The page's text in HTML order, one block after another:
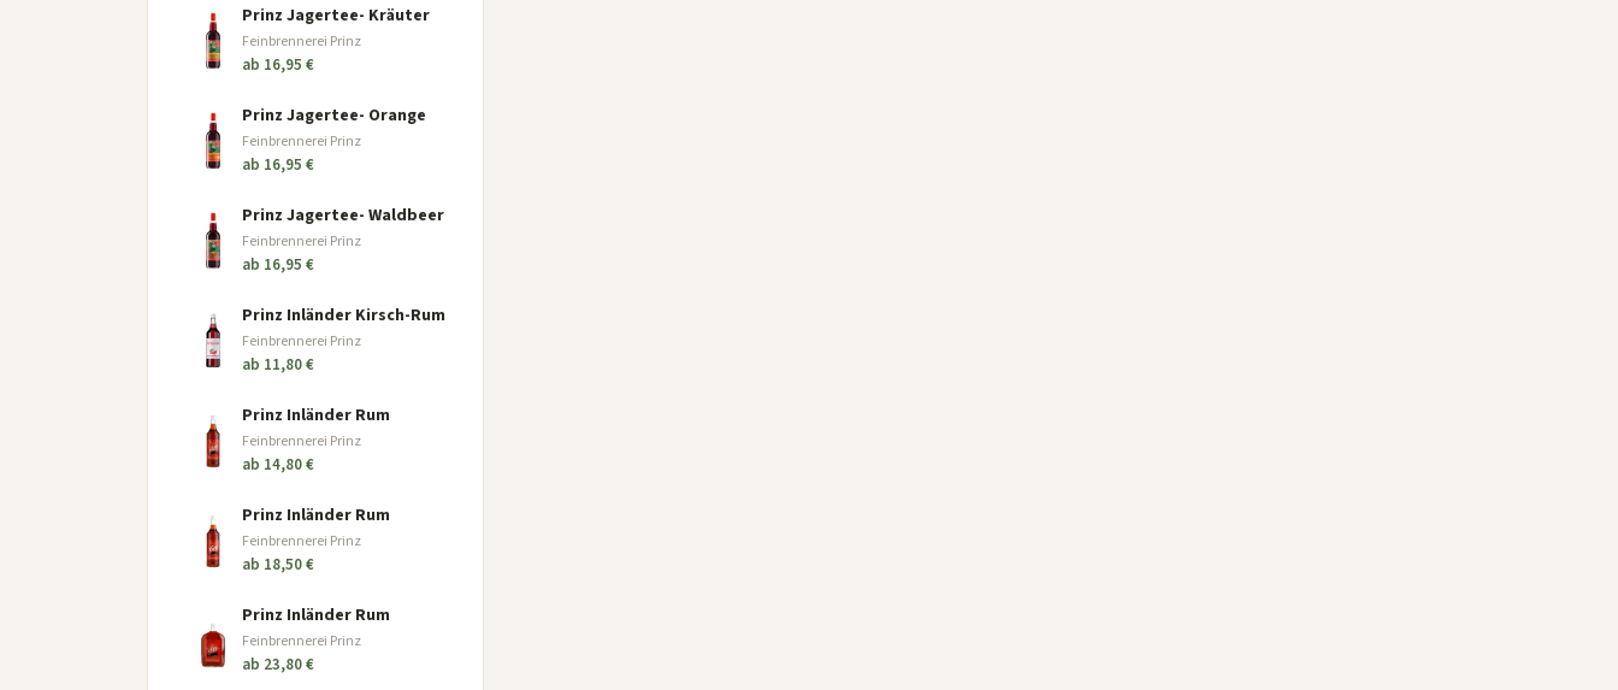
Prinz Jagertee- Kräuter
Feinbrennerei Prinz
ab 16,95 €
Prinz Jagertee- Orange
Feinbrennerei Prinz
ab 16,95 €
Prinz Jagertee- Waldbeer
Feinbrennerei Prinz
ab 16,95 €
Prinz Inländer Kirsch-Rum
Feinbrennerei Prinz
ab 11,80 €
Prinz Inländer Rum
Feinbrennerei Prinz
ab 14,80 €
Prinz Inländer Rum
Feinbrennerei Prinz
ab 18,50 €
Prinz Inländer Rum
Feinbrennerei Prinz
ab 23,80 €